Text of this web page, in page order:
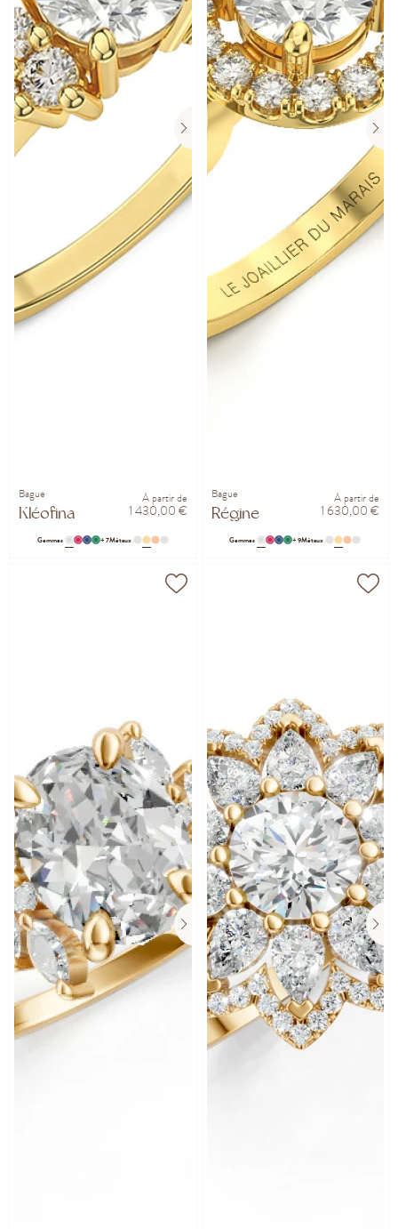
Bague
Kléofina
À partir de
1 430,00 €
Gemmes + 7Métaux
Bague
Régine
À partir de
1 630,00 €
Gemmes + 9Métaux